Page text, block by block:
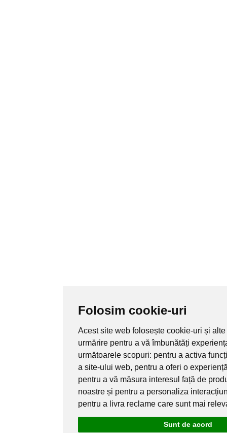
Folosim cookie-uri
Acest site web folosește cookie-uri și
urmărire pentru a vă îmbunătăți
următoarele scopuri: pentru a activa
a site-ului web, pentru a oferi o
pentru a vă măsura interesul față de
noastre și pentru a personaliza
pentru a livra reclame care sunt mai
Sunt de acord